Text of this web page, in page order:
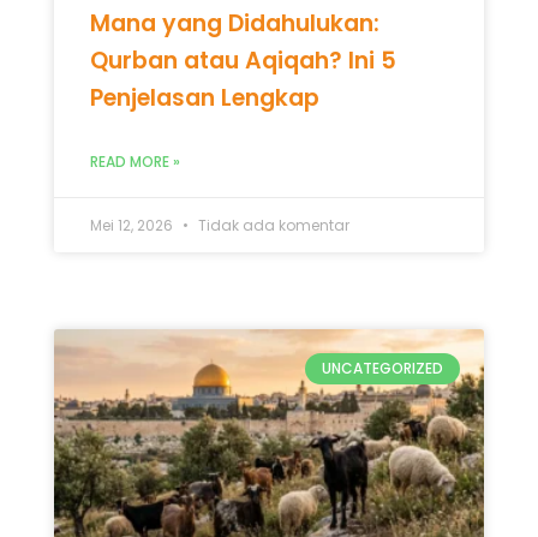
Mana yang Didahulukan:
Qurban atau Aqiqah? Ini 5
Penjelasan Lengkap
READ MORE »
Mei 12, 2026 Tidak ada komentar
UNCATEGORIZED